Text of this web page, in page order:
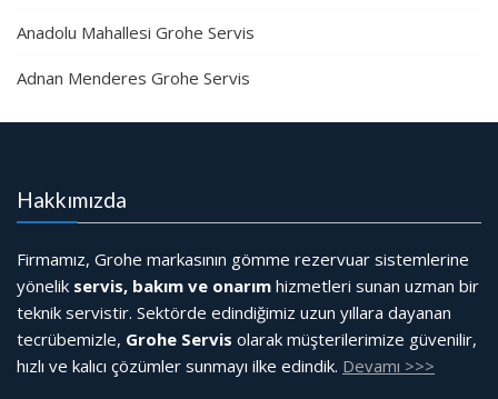
Anadolu Mahallesi Grohe Servis
Adnan Menderes Grohe Servis
Hakkımızda
Firmamız, Grohe markasının gömme rezervuar sistemlerine
yönelik servis, bakım ve onarım hizmetleri sunan uzman bir
teknik servistir. Sektörde edindiğimiz uzun yıllara dayanan
tecrübemizle, Grohe Servis olarak müşterilerimize güvenilir,
hızlı ve kalıcı çözümler sunmayı ilke edindik. Devamı >>>